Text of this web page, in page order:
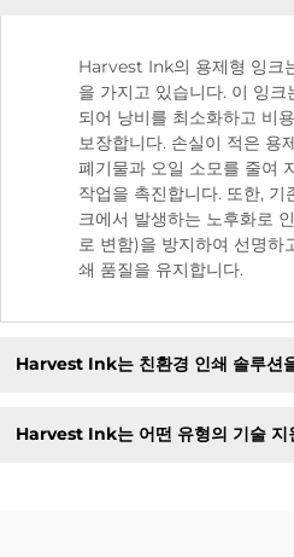
Harvest Ink의 용제형 잉크
을 가지고 있습니다. 이 잉크
되어 낭비를 최소화하고 비
보장합니다. 손실이 적은 용
폐기물과 오일 소모를 줄여
작업을 촉진합니다. 또한, 기
크에서 발생하는 노후화로
로 변함)을 방지하여 선명하
쇄 품질을 유지합니다.
Harvest Ink는 친환경 인쇄 솔루션
Harvest Ink는 어떤 유형의 기술 지